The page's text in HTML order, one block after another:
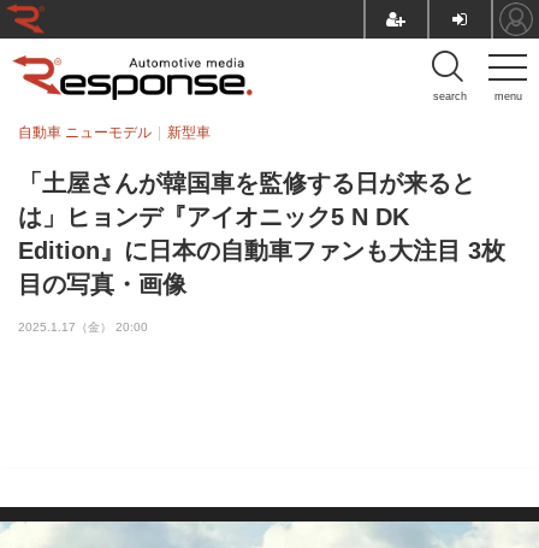
menu
search
「土屋さんが韓国車を監修する日が来ると
は」ヒョンデ『アイオニック5 N DK
Edition』に日本の自動車ファンも大注目 3枚
目の写真・画像
自動車 ニューモデル 新型車
2025.1.17（金） 20:00